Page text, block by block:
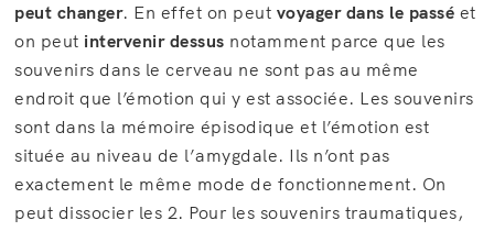
peut changer. En effet on peut voyager dans le passé et
on peut intervenir dessus notamment parce que les
souvenirs dans le cerveau ne sont pas au même
endroit que l’émotion qui y est associée. Les souvenirs
sont dans la mémoire épisodique et l’émotion est
située au niveau de l’amygdale. Ils n’ont pas
exactement le même mode de fonctionnement. On
peut dissocier les 2. Pour les souvenirs traumatiques,